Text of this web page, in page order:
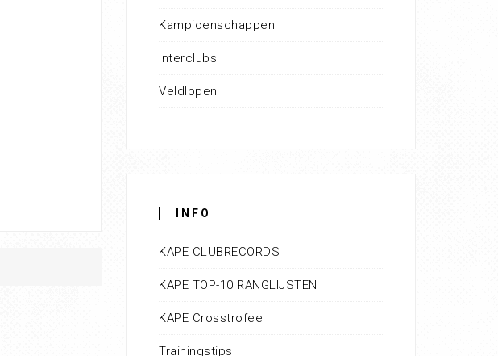
Kampioenschappen
Interclubs
Veldlopen
INFO
KAPE CLUBRECORDS
KAPE TOP-10 RANGLIJSTEN
KAPE Crosstrofee
Trainingstips